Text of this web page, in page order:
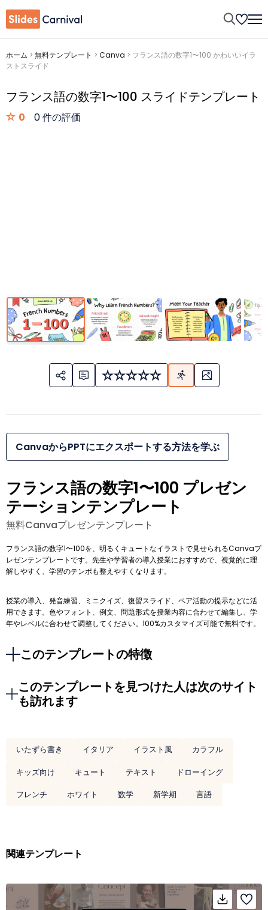
ホーム > 無料テンプレート > Canva > フランス語の数字1〜100 かわいいイラ
ストスライド
フランス語の数字1〜100 スライドテンプレート
0 0 件の評価
CanvaからPPTにエクスポートする方法を学ぶ
フランス語の数字1〜100 プレゼン
テーションテンプレート
無料Canvaプレゼンテンプレート
フランス語の数字1〜100を、明るくキュートなイラストで見せられるCanvaプ
レゼンテンプレートです。先生や学習者の導入授業におすすめで、視覚的に理
解しやすく、学習のテンポも整えやすくなります。
授業の導入、発音練習、ミニクイズ、復習スライド、ペア活動の提示などに活
用できます。色やフォント、例文、問題形式を授業内容に合わせて編集し、学
年やレベルに合わせて調整してください。100%カスタマイズ可能で無料です。
このテンプレートの特徴
このテンプレートを見つけた人は次のサイト
も訪れます
いたずら書き イタリア イラスト風
カラフル
キッズ向け
キュート テキスト
ドローイング
フレンチ
ホワイト 数学 新学期 言語
関連テンプレート